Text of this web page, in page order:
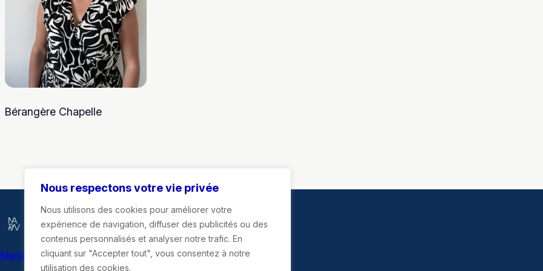
Nous respectons votre vie privée
Nous utilisons des cookies pour améliorer votre
expérience de navigation, diffuser des publicités ou des
contenus personnalisés et analyser notre trafic. En
cliquant sur "Accepter tout", vous consentez à notre
utilisation des cookies.
Bérangère Chapelle
Marie-Agnès Poussier-Winsback
Mentions légales